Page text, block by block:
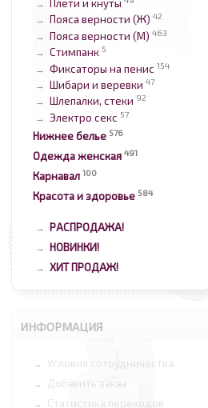
→ Плети и кнуты
→ Пояса верности (Ж) 42
→ Пояса верности (М) 463
→ Стимпанк 5
→ Фиксаторы на пенис 154
→ Шибари и веревки 47
→ Шлепалки, стеки 92
→ Электро секс 57
Нижнее белье 576
Одежда женская 491
Карнавал 100
Красота и здоровье 584
→ РАСПРОДАЖА!
→ НОВИНКИ!
→ ХИТ ПРОДАЖ!
ИНФОРМАЦИЯ
→ Условия сотрудничества
→ Добавить заказ
→ Статистика переходов